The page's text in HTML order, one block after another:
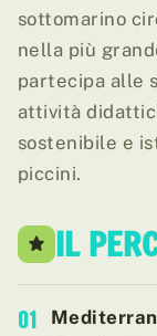
sottomarino
nella più
partecipa alle
attività
sostenibile e
piccini.
IL
01